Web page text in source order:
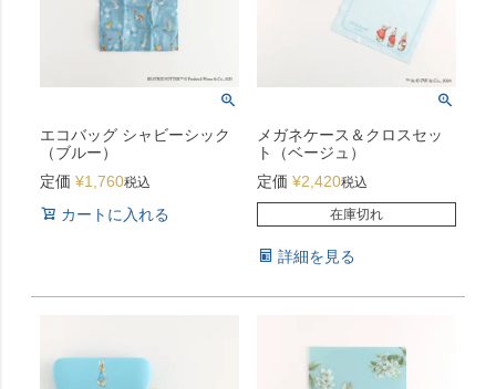
エコバッグ シャビーシック
（ブルー）
定価 ¥1,760税込
カートに入れる
メガネケース＆クロスセッ
ト（ベージュ）
定価 ¥2,420税込
在庫切れ
詳細を見る